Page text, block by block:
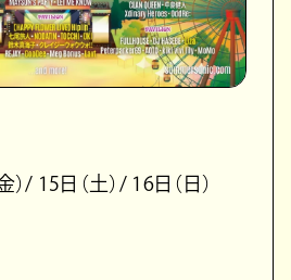
/ 15日（土）/ 16日（日）